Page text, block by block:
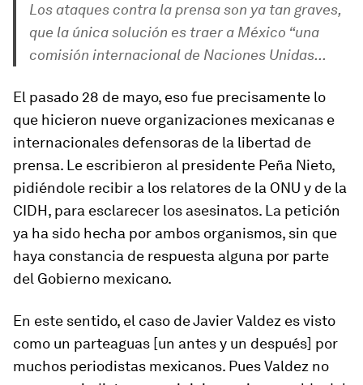
Los ataques contra la prensa son ya tan graves,
que la única solución es traer a México “una
comisión internacional de Naciones Unidas...
El pasado 28 de mayo, eso fue precisamente lo
que hicieron nueve organizaciones mexicanas e
internacionales defensoras de la libertad de
prensa. Le escribieron al presidente Peña Nieto,
pidiéndole recibir a los relatores de la ONU y de la
CIDH, para esclarecer los asesinatos. La petición
ya ha sido hecha por ambos organismos, sin que
haya constancia de respuesta alguna por parte
del Gobierno mexicano.
En este sentido, el caso de Javier Valdez es visto
como un parteaguas [un antes y un después] por
muchos periodistas mexicanos. Pues Valdez no